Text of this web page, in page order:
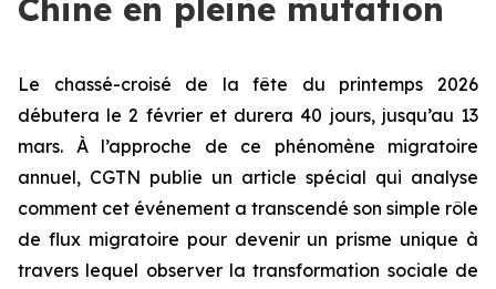
Chine en pleine mutation
Le chassé-croisé de la fête du printemps 2026
débutera le 2 février et durera 40 jours, jusqu’au 13
mars. À l’approche de ce phénomène migratoire
annuel, CGTN publie un article spécial qui analyse
comment cet événement a transcendé son simple rôle
de flux migratoire pour devenir un prisme unique à
travers lequel observer la transformation sociale de